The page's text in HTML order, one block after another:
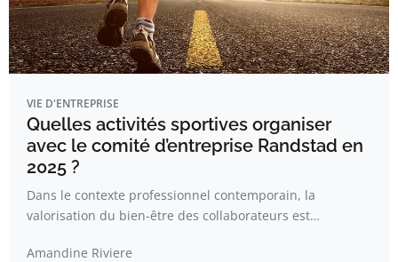
VIE D'ENTREPRISE
Quelles activités sportives organiser
avec le comité d’entreprise Randstad en
2025 ?
Dans le contexte professionnel contemporain, la
valorisation du bien-être des collaborateurs est…
Amandine Riviere